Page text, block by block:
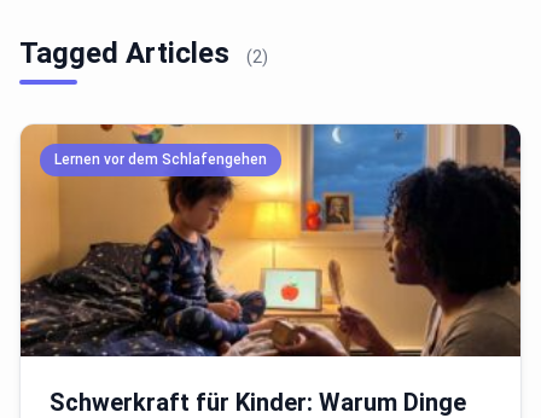
Tagged Articles (2)
Lernen vor dem Schlafengehen
Schwerkraft für Kinder: Warum Dinge